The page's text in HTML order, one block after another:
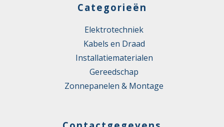
Categorieën
Elektrotechniek
Kabels en Draad
Installatiematerialen
Gereedschap
Zonnepanelen & Montage